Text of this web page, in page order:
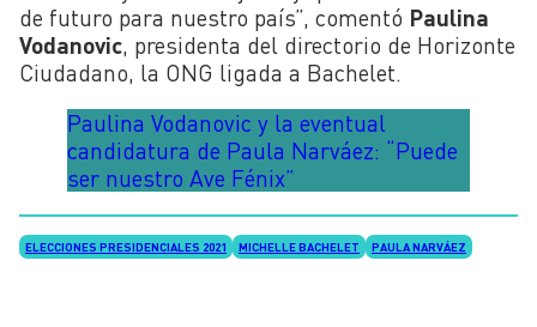
de futuro para nuestro país”, comentó Paulina
Vodanovic, presidenta del directorio de Horizonte
Ciudadano, la ONG ligada a Bachelet.
Paulina Vodanovic y la eventual
candidatura de Paula Narváez: “Puede
ser nuestro Ave Fénix”
ELECCIONES PRESIDENCIALES 2021 MICHELLE BACHELET PAULA NARVÁEZ